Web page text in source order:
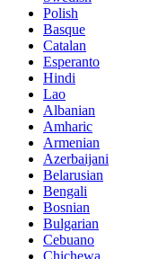
Polish
Basque
Catalan
Esperanto
Hindi
Lao
Albanian
Amharic
Armenian
Azerbaijani
Belarusian
Bengali
Bosnian
Bulgarian
Cebuano